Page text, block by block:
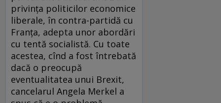
privința politicilor economice
liberale, în contra-partidă cu
Franța, adepta unor abordări
cu tentă socialistă. Cu toate
acestea, cînd a fost întrebată
dacă o preocupă
eventualitatea unui Brexit,
cancelarul Angela Merkel a